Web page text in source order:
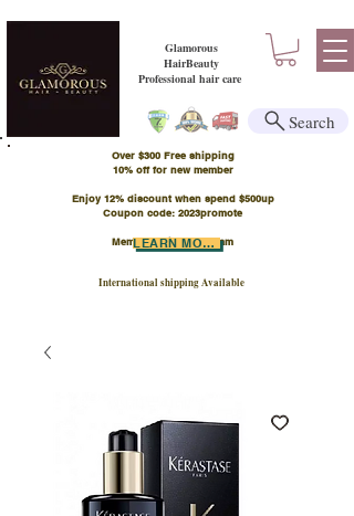
Glamorous
HairBeauty
Professional hair care
Over $300 Free shipping
​10% off for new member
Enjoy 12% discount when spend $500up
Coupon code: 2023promote
Member Points Program
International shipping Available
LEARN MORE
Search